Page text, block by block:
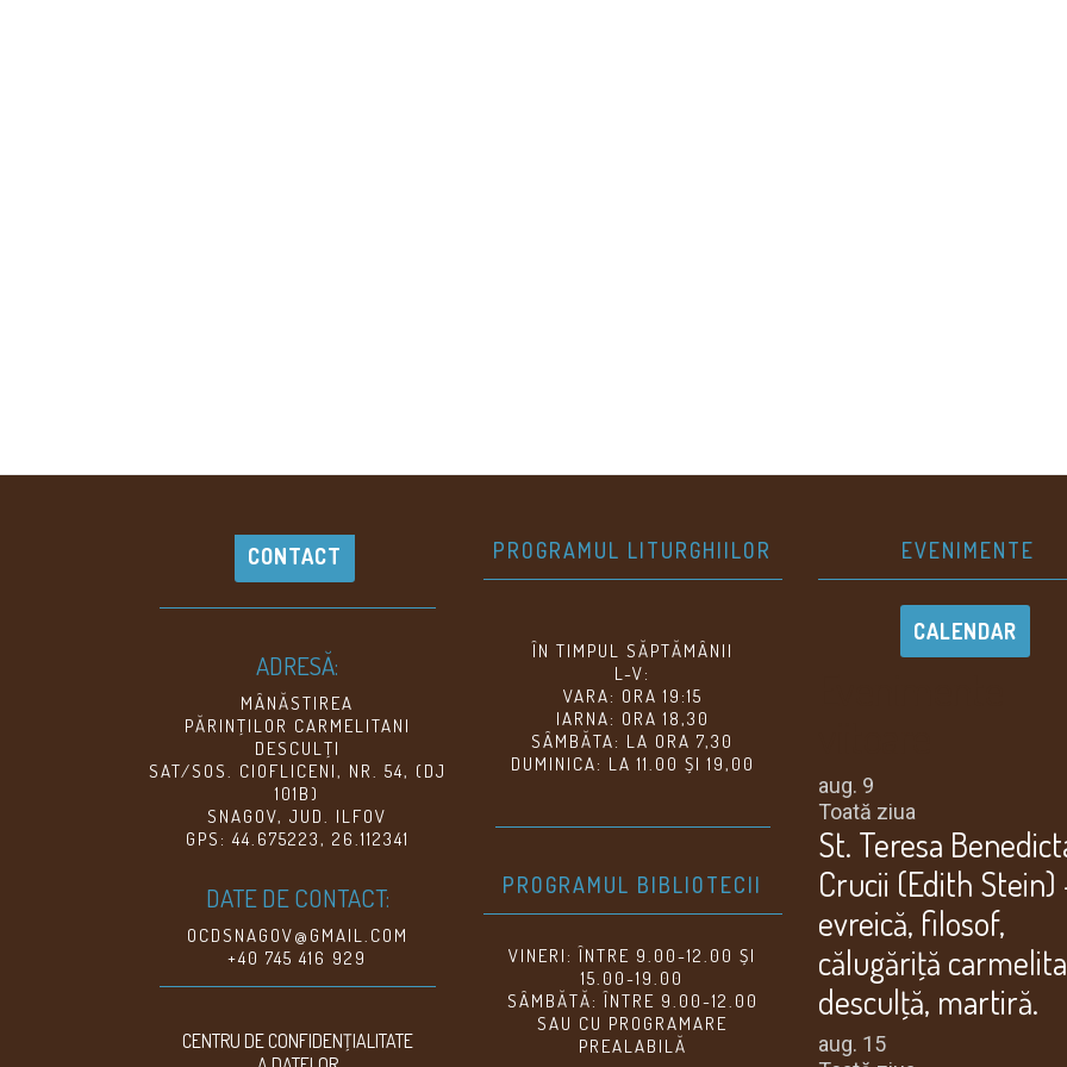
CONTACT
ADRESĂ:
MÂNĂSTIREA
PĂRINŢILOR CARMELITANI
DESCULŢI
SAT/SOS. CIOFLICENI, NR. 54, (DJ
101B)
SNAGOV, JUD. ILFOV
GPS: 44.675223, 26.112341
DATE DE CONTACT:
OCDSNAGOV@GMAIL.COM
+40 745 416 929
CENTRU DE CONFIDENŢIALITATE
PROGRAMUL LITURGHIILOR
ÎN TIMPUL SĂPTĂMÂNII
L-V:
VARA: ORA 19:15
IARNA: ORA 18,30
SÂMBĂTA: LA ORA 7,30
DUMINICA: LA 11.00 ȘI 19,00
PROGRAMUL BIBLIOTECII
VINERI: ÎNTRE 9.00-12.00 ȘI
15.00-19.00
SÂMBĂTĂ: ÎNTRE 9.00-12.00
SAU CU PROGRAMARE
PREALABILĂ
EVENIMENTE
CALENDAR
aug. 9
Toată ziua
St. Teresa
Crucii (Edith Stein)
evreică, filosof,
călugăriţă
desculţă, martiră.
aug. 15